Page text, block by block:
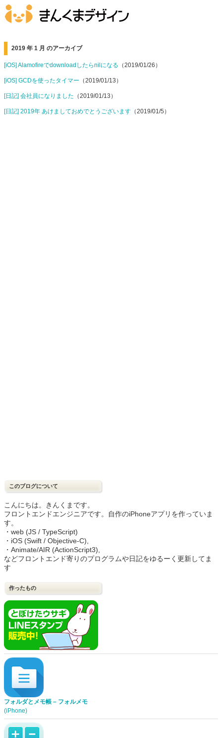
2019 年 1 月 のアーカイブ
[iOS] Alamofireでdownloadしたらnilになる （2019/01/26）
[iOS] GCDを使ったタイマー （2019/01/13）
[日記] 会社員になりました （2019/01/13）
[日記] 2019年 あけましておめでとうございます （2019/01/5）
このブログについて
こんにちは。きんくまです。
フロントエンドエンジニアです。自作のiPhoneアプリを作っていま
す。
・web (JS / TypeScript)
・iOS (Swift / Objective-C),
・Animate/AIR (ActionScript3),
などフロントエンド寄りのプログラムや日記をゆるーく更新してま
す
作ったもの
フォルダとメモ帳 – フォルメモ
(iPhone)